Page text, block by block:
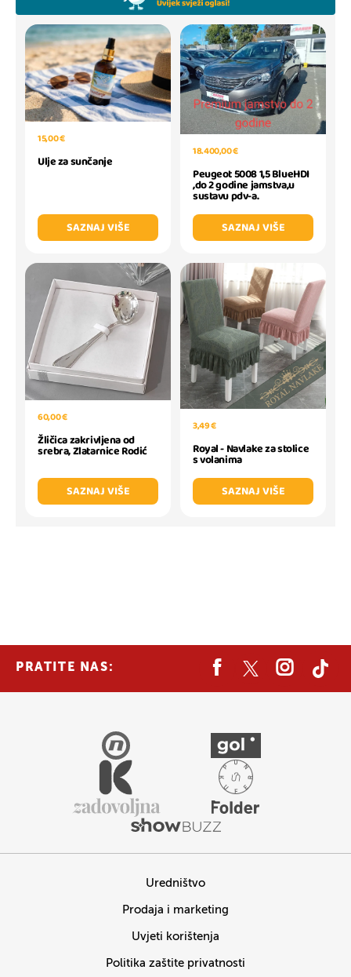
15,00 €
Ulje za sunčanje
SAZNAJ VIŠE
18.400,00 €
Peugeot 5008 1,5 BlueHDI
,do 2 godine jamstva,u
sustavu pdv-a.
SAZNAJ VIŠE
60,00 €
Žličica zakrivljena od
srebra, Zlatarnice Rodić
SAZNAJ VIŠE
3,49 €
Royal - Navlake za stolice
s volanima
SAZNAJ VIŠE
PRATITE NAS:
Uredništvo
Prodaja i marketing
Uvjeti korištenja
Politika zaštite privatnosti